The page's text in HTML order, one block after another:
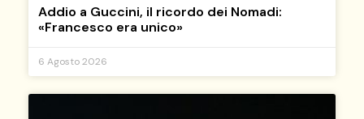
Addio a Guccini, il ricordo dei Nomadi:
«Francesco era unico»
6 Agosto 2026